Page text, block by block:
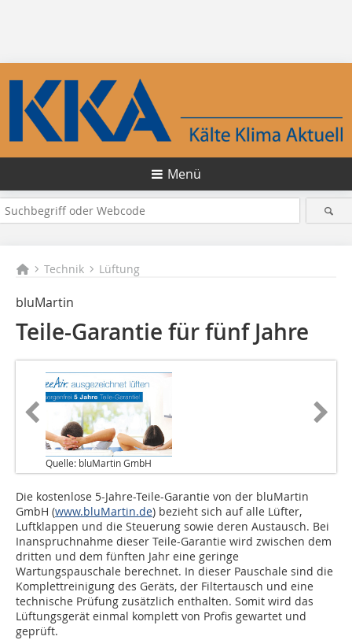
Menü
Technik Lüftung
bluMartin
Teile-Garantie für fünf Jahre
Quelle: bluMartin GmbH
Die kostenlose 5-Jahre-Teile-Garantie von der bluMartin
GmbH (www.bluMartin.de) bezieht sich auf alle Lüfter,
Luftklappen und die Steuerung sowie deren Austausch. Bei
Inanspruchnahme dieser Teile-Garantie wird zwischen dem
dritten und dem fünften Jahr eine geringe
Wartungspauschale berechnet. In dieser Pauschale sind die
Komplettreinigung des Geräts, der Filtertausch und eine
technische Prüfung zusätzlich enthalten. Somit wird das
Lüftungsgerät einmal komplett von Profis gewartet und
geprüft.